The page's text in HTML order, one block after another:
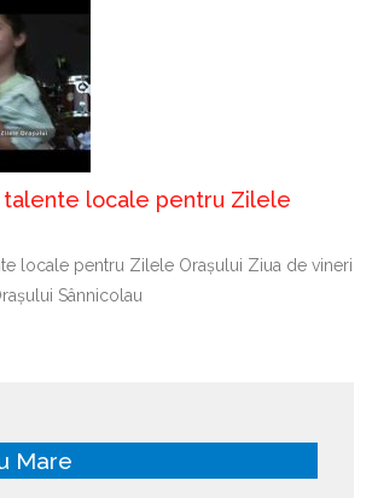
talente locale pentru Zilele
locale pentru Zilele Orașului Ziua de vineri
Sânnicolau
Mare